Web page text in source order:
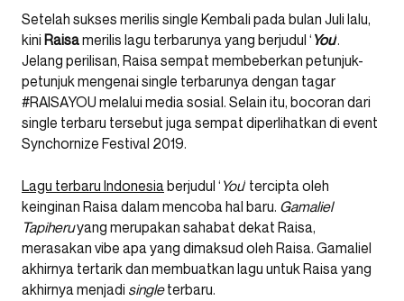
Setelah sukses merilis single Kembali pada bulan Juli lalu,
kini Raisamerilis lagu terbarunya yang berjudul ‘ You‘.
Jelang perilisan, Raisa sempat membeberkan petunjuk-
petunjuk mengenai single terbarunya dengan tagar
#RAISAYOU melalui media sosial. Selain itu, bocoran dari
single terbaru tersebut juga sempat diperlihatkan di event
Synchornize Festival 2019.
Lagu terbaru Indonesiaberjudul ‘ You‘ tercipta oleh
keinginan Raisa dalam mencoba hal baru. Gamaliel
Tapiheruyang merupakan sahabat dekat Raisa,
merasakan vibe apa yang dimaksud oleh Raisa. Gamaliel
akhirnya tertarik dan membuatkan lagu untuk Raisa yang
akhirnya menjadi singleterbaru.